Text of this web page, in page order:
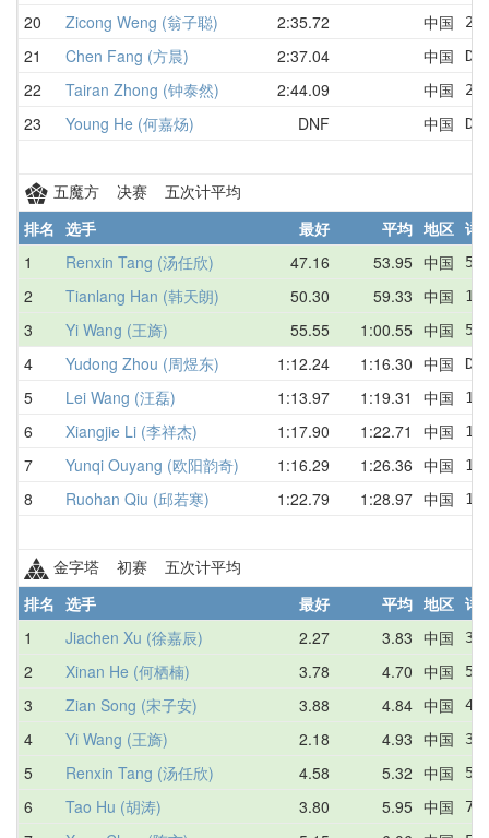
20 Zicong Weng (翁子聪) 2:35.72 中国
21 Chen Fang (方晨) 2:37.04 中国
22 Tairan Zhong (钟泰然) 2:44.09 中国
23 Young He (何嘉炀) DNF 中国
五魔方 决赛 五次计平均
排名 选手 最好 平均 地区 详
1
Renxin Tang (汤任欣) 47.16 53.95 中国
2 Tianlang Han (韩天朗) 50.30 59.33 中国
3 Yi Wang (王旖) 55.55 1:00.55 中国
4 Yudong Zhou (周煜东) 1:12.24 1:16.30 中国
5 Lei Wang (汪磊) 1:13.97 1:19.31 中国
6 Xiangjie Li (李祥杰) 1:17.90 1:22.71 中国
7 Yunqi Ouyang (欧阳韵奇) 1:16.29 1:26.36 中国
8 Ruohan Qiu (邱若寒) 1:22.79 1:28.97 中国
金字塔 初赛 五次计平均
排名 选手 最好 平均 地区 详
1
Jiachen Xu (徐嘉辰) 2.27 3.83 中国
2 Xinan He (何栖楠) 3.78 4.70 中国
3 Zian Song (宋子安) 3.88 4.84 中国
4 Yi Wang (王旖) 2.18 4.93 中国
5 Renxin Tang (汤任欣) 4.58 5.32 中国
6 Tao Hu (胡涛) 3.80 5.95 中国